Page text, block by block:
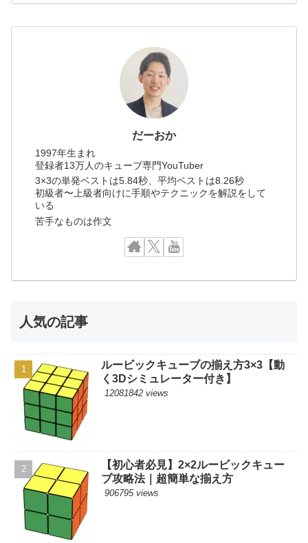
だーおか
1997年生まれ
登録者13万人のキューブ専門YouTuber
3×3の単発ベストは5.84秒、平均ベストは8.26秒
初級者〜上級者向けに手順やテクニックを解説をして
いる
苦手なものは作文
人気の記事
ルービックキューブの揃え方3×3【動
く3Dシミュレーター付き】
12081842 views
【初心者必見】2×2ルービックキュー
ブ攻略法｜超簡単な揃え方
906795 views